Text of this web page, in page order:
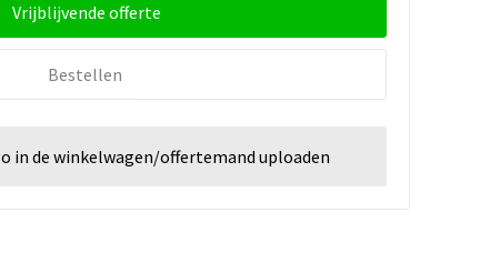
Vrijblijvende offerte
Bestellen
in de winkelwagen/offertemand uploaden